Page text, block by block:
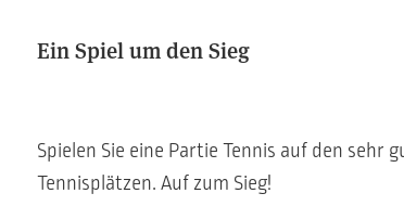
Ein Spiel um den Sieg
Spielen Sie eine Partie Tennis auf den sehr
Tennisplätzen. Auf zum Sieg!